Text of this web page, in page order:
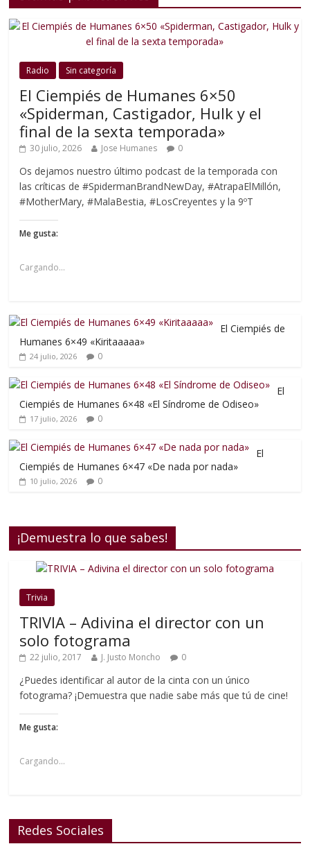
Radio Sin categoría
El Ciempiés de Humanes 6×50
«Spiderman, Castigador, Hulk y el
final de la sexta temporada»
30 julio, 2026 Jose Humanes 0
Os dejamos nuestro último podcast de la temporada con
las críticas de #SpidermanBrandNewDay, #AtrapaElMillón,
#MotherMary, #MalaBestia, #LosCreyentes y la 9ºT
Me gusta:
Cargando...
El Ciempiés de
Humanes 6×49 «Kiritaaaaa»
24 julio, 2026 0
El
Ciempiés de Humanes 6×48 «El Síndrome de Odiseo»
17 julio, 2026 0
El
Ciempiés de Humanes 6×47 «De nada por nada»
10 julio, 2026 0
¡Demuestra lo que sabes!
Trivia
TRIVIA – Adivina el director con un
solo fotograma
22 julio, 2017 J. Justo Moncho 0
¿Puedes identificar al autor de la cinta con un único
fotograma? ¡Demuestra que nadie sabe más que tú de cine!
Me gusta:
Cargando...
Redes Sociales